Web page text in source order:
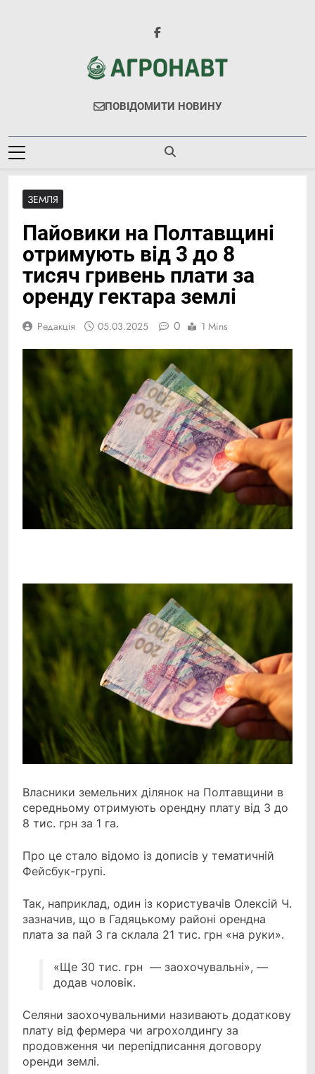
Агронавт
Новини Українського Агробізнесу
ПОВІДОМИТИ НОВИНУ
ЗЕМЛЯ
Пайовики на Полтавщині
отримують від 3 до 8
тисяч гривень плати за
оренду гектара землі
Редакція 05.03.2025 0 1 Mins
Link
Власники земельних ділянок на Полтавщини в
середньому отримують орендну плату від 3 до
8 тис. грн за 1 га.
Про це стало відомо із дописів у тематичній
Фейсбук-групі.
Так, наприклад, один із користувачів Олексій Ч.
зазначив, що в Гадяцькому районі орендна
плата за пай 3 га склала 21 тис. грн «на руки».
«Ще 30 тис. грн — заохочувальні», —
додав чоловік.
Селяни заохочувальними називають додаткову
плату від фермера чи агрохолдингу за
продовження чи перепідписання договору
оренди землі.